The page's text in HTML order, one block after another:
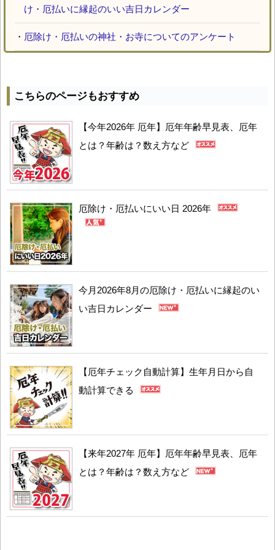
け・厄払いに縁起のいい吉日カレンダー
・ 厄除け・厄払いの神社・お寺についてのアンケート
こちらのページもおすすめ
【今年2026年 厄年】厄年年齢早見表、厄年
とは？年齢は？数え方など
厄除け・厄払いにいい日 2026年
今月2026年8月の厄除け・厄払いに縁起のい
い吉日カレンダー
【厄年チェック自動計算】生年月日から自
動計算できる
【来年2027年 厄年】厄年年齢早見表、厄年
とは？年齢は？数え方など